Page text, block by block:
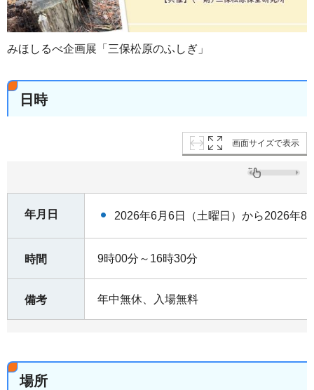
みほしるべ企画展「三保松原のふしぎ」
日時
画面サイズで表示
年月日 2026年6月6日（土曜日）から2026年8
時間 9時00分～16時30分
備考 年中無休、入場無料
場所